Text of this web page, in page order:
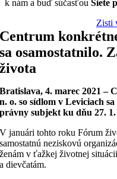
k nám a buď súčasťou Siete
Zisti
Centrum
sa osamostatnilo.
života
Bratislava, 4. marec 2021 –
n. o. so sídlom v Leviciach
právny subjekt ku dňu 27. 1.
V januári tohto roku Fórum
samostatnú neziskovú
ženám v ťažkej životnej
a dievčatám.